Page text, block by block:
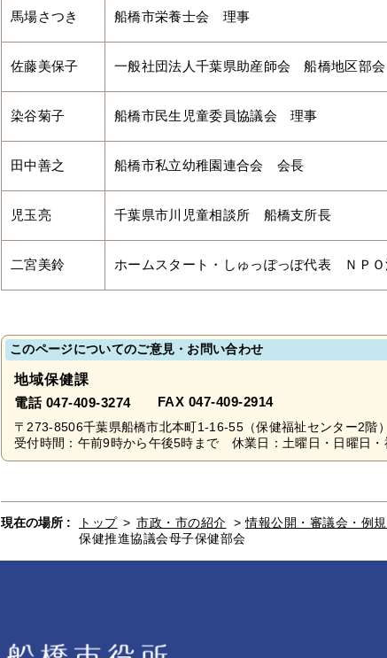
馬場さつき 船橋市栄養士会 理事
佐藤美保子 一般社団法人千葉県助産師会 船橋地区部
染谷菊子 船橋市民生児童委員協議会 理事
田中善之 船橋市私立幼稚園連合会 会長
児玉亮 千葉県市川児童相談所 船橋支所長
二宮美鈴 ホームスタート・しゅっぽっぽ代表 ＮＰ
このページについてのご意見・お問い合わせ
地域保健課
電話 047-409-3274 FAX 047-409-2914
〒273-8506千葉県船橋市北本町1-16-55（保健福祉センター2階）
受付時間：午前9時から午後5時まで 休業日：土曜日・日曜日・
現在の場所 : トップ > 市政・市の紹介 >情報公開・審議会・例
保健推進協議会母子保健部会